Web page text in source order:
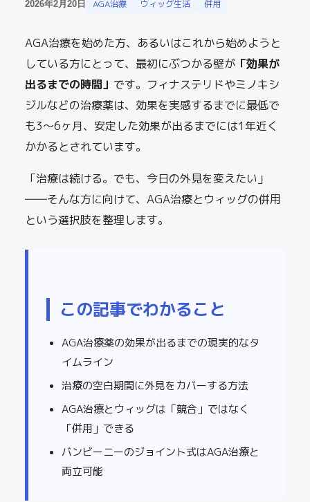
2026年2月20日 AGA治療 ウィッグ生活 併用
AGA治療を始めた方、あるいはこれから始めようと
している方にとって、最初にぶつかる壁が 「効果が
出るまでの時間」 です。フィナステリドやミノキシ
ジルなどの治療薬は、効果を実感するまでに最低で
も3〜6ヶ月、安定した効果が出るまでには1年近く
かかるとされています。
「治療は続ける。でも、今日の外見を変えたい」
――そんな方に向けて、AGA治療とウィッグの併用
という選択肢を整理します。
この記事でわかること
AGA治療薬の効果が出るまでの現実的なタ
イムライン
治療の空白期間に外見をカバーする方法
AGA治療とウィッグは「競合」ではなく
「併用」できる
バンビーニーのジョイント式はAGA治療と
両立可能